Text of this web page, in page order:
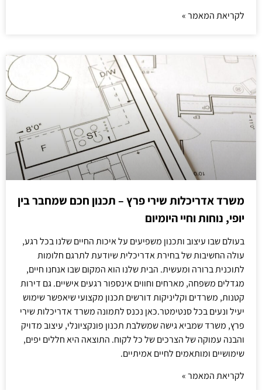
לקריאת המאמר »
משרד אדריכלות שירי פרץ – תכנון חכם שמחבר בין
יופי, נוחות וחיי היומיום
בעולם שבו עיצוב ותכנון משפיעים על איכות החיים שלנו בכל רגע,
עולה החשיבות של בחירת אדריכלית שיודעת לתרגם חלומות
לתוכנית ברורה ומעשית. הבית שלנו הוא המקום שבו אנחנו חיים,
מגדלים משפחה, מארחים וחווים אינספור רגעים אישיים. גם דירות
קטנות, משרדים וקליניקות דורשים תכנון מקצועי שיאפשר שימוש
יעיל ונעים בכל סנטימטר.כאן נכנס לתמונה משרד אדריכלות שירי
פרץ, משרד שמביא גישה שמשלבת תכנון פונקציונלי, עיצוב מדויק
והבנה עמוקה של הצרכים של כל לקוח. התוצאה היא חללים יפים,
שימושיים ומותאמים לחיים אמיתיים.
לקריאת המאמר »